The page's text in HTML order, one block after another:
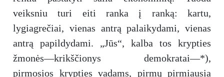
veiksniu turi eiti ranka į ranką: kartu,
lygiagrečiai, vienas antrą palaikydami, vienas
antrą papildydami. „Jūs“, kalba tos krypties
žmonės—krikščionys demokratai—*),
pirmosios krypties vadams, pirmų pirmiausia